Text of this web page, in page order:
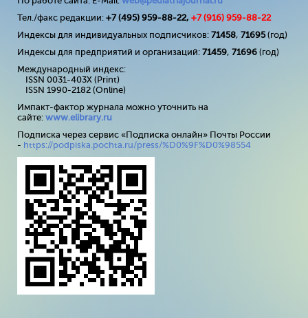
Тел./факс редакции: +7 (495) 959-88-22, +7 (916) 959-88-22
Индексы для индивидуальных подписчиков: 71458, 71695(год)
Индексы для предприятий и организаций: 71459, 71696 (год)
Международный индекс:
ISSN 0031-403X (Print)
ISSN 1990-2182 (Online)
Импакт-фактор журнала можно уточнить на
сайте: www.elibrary.ru
Подписка через сервис «Подписка онлайн» Почты России
- https://podpiska.pochta.ru/press/%D0%9F%D0%98554